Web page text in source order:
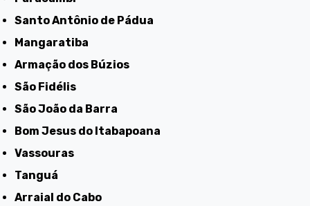
Santo Antônio de Pádua
Mangaratiba
Armação dos Búzios
São Fidélis
São João da Barra
Bom Jesus do Itabapoana
Vassouras
Tanguá
Arraial do Cabo